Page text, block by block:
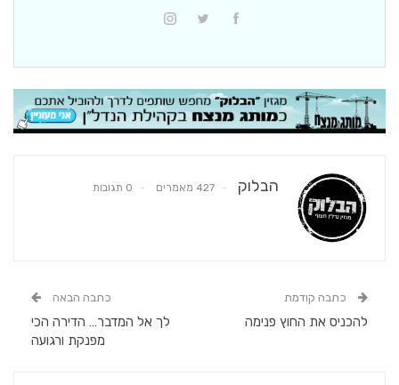
הבלוק 427 מאמרים 0 תגובות
כתבה קודמת
להכניס את החוץ פנימה
כתבה הבאה
לך אל המדבר… הדירה הכי
מפנקת ורגועה